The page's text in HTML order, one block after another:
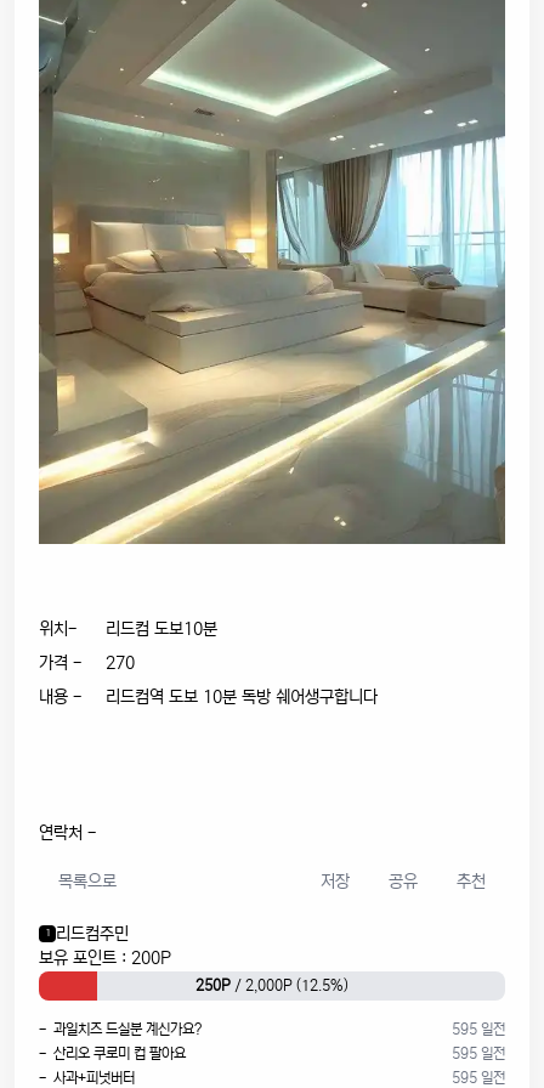
위치- 리드컴 도보10분
가격 - 270
내용 - 리드컴역 도보 10분 독방 쉐어생구합니다
연락처 -
목록으로 저장 공유 추천
1 리드컴주민
보유 포인트 : 200P
250P / 2,000P (12.5%)
- 과일치즈 드실분 계신가요?
595 일전
- 산리오 쿠로미 컵 팔아요
595 일전
- 사과+피넛버터
595 일전